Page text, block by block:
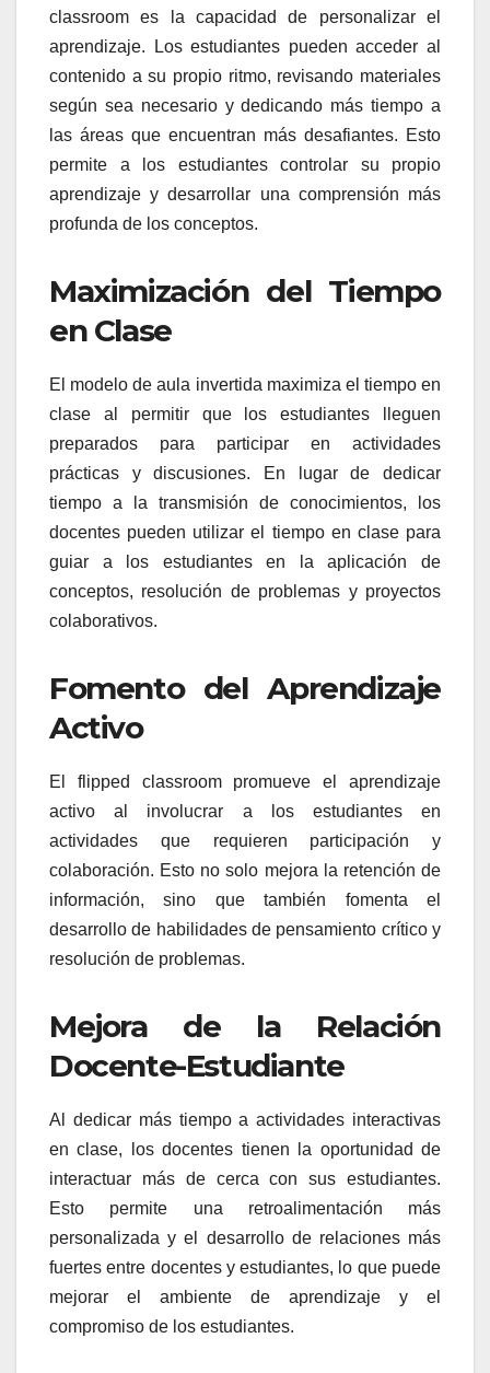
classroom es la capacidad de personalizar el
aprendizaje. Los estudiantes pueden acceder al
contenido a su propio ritmo, revisando materiales
según sea necesario y dedicando más tiempo a
las áreas que encuentran más desafiantes. Esto
permite a los estudiantes controlar su propio
aprendizaje y desarrollar una comprensión más
profunda de los conceptos.
Maximización del Tiempo
en Clase
El modelo de aula invertida maximiza el tiempo en
clase al permitir que los estudiantes lleguen
preparados para participar en actividades
prácticas y discusiones. En lugar de dedicar
tiempo a la transmisión de conocimientos, los
docentes pueden utilizar el tiempo en clase para
guiar a los estudiantes en la aplicación de
conceptos, resolución de problemas y proyectos
colaborativos.
Fomento del Aprendizaje
Activo
El flipped classroom promueve el aprendizaje
activo al involucrar a los estudiantes en
actividades que requieren participación y
colaboración. Esto no solo mejora la retención de
información, sino que también fomenta el
desarrollo de habilidades de pensamiento crítico y
resolución de problemas.
Mejora de la Relación
Docente-Estudiante
Al dedicar más tiempo a actividades interactivas
en clase, los docentes tienen la oportunidad de
interactuar más de cerca con sus estudiantes.
Esto permite una retroalimentación más
personalizada y el desarrollo de relaciones más
fuertes entre docentes y estudiantes, lo que puede
mejorar el ambiente de aprendizaje y el
compromiso de los estudiantes.